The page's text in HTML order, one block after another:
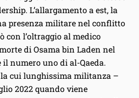
L’allargamento a est, la
presenza militare nel conflitto
con l’oltraggio al medico
di Osama bin Laden nel
il numero uno di al-Qaeda.
cui lunghissima militanza –
2022 quando viene